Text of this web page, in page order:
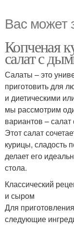
Вас может
Копченая
салат с
Салаты – это
приготовить для
и диетическими
мы рассмотрим
вариантов –
Этот салат
курицы, сладость
делает его
стола.
Классический
и сыром
Для
следующие